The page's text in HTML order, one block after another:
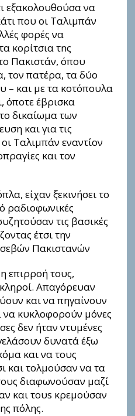
εξακολουθούσα να
που οι Ταλιμπάν
φορές να
κορίτσια τnς
Πακιστάν, όπου
τον πατέρα, τα δύο
– και με τα κοτόπουλα
όποτε έβρισκα
δικαίωμα των
και για τις
Ταλιμπάν εναντίον
και τον
είχαν ξεκινήσει το
ραδιοφωνικές
τις βασικές
έτσι την
Πακιστανών
επιρροή τoυς,
Απαγόρευαν
και να πηγαίνουν
να κυκλοφορούν μόνες
δεν ήταν ντυμένες
δυνατά έξω
και να τoυς
και τολμούσαν να τα
διαφωνούσαν μαζί
και τoυs κρεμούσαν
πόλης.